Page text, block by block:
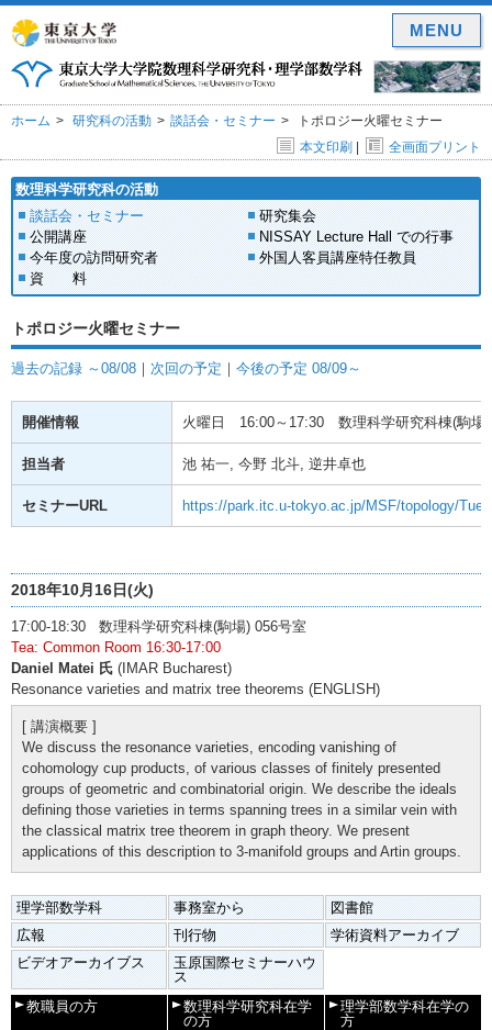
ホーム 研究科の活動 談話会・セミナー
トポロジー火曜セミナー
本文印刷 | 全画面プリント
数理科学研究科の活動
談話会・セミナー
研究集会
公開講座
NISSAY Lecture Hall での行事
今年度の訪問研究者
外国人客員講座特任教員
資 料
トポロジー火曜セミナー
過去の記録 ～08/08 ｜ 次回の予定 ｜ 今後の予定 08/09～
開催情報 火曜日 16:00～17:30 数理科学研究科棟(駒場
担当者 池 祐一, 今野 北斗, 逆井卓也
セミナーURL https://park.itc.u-tokyo.ac.jp/MSF/topology/
2018年10月16日(火)
17:00-18:30 数理科学研究科棟(駒場) 056号室
Tea: Common Room 16:30-17:00
Daniel Matei 氏 (IMAR Bucharest)
Resonance varieties and matrix tree theorems (ENGLISH)
[ 講演概要 ]
We discuss the resonance varieties, encoding vanishing of
cohomology cup products, of various classes of finitely presented
groups of geometric and combinatorial origin. We describe the ideals
defining those varieties in terms spanning trees in a similar vein with
the classical matrix tree theorem in graph theory. We present
applications of this description to 3-manifold groups and Artin groups.
理学部数学科 事務室から
図書館
広報
刊行物
学術資料アーカイブ
ビデオアーカイブス
玉原国際セミナーハウ
ス
教職員の方
数理科学研究科在学
の方
理学部数学科在学の
方
MENU